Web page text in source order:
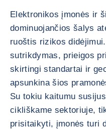
Elektronikos įmonės ir
dominuojančios šalys
ruoštis rizikos
sutrikdymas, prieigos
skirtingi standartai ir
apsunkina šios
Su tokiu kaitumu
cikliškame sektoriuje,
prisitaikyti, įmonės turi